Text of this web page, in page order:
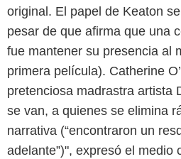
original. El papel de Keaton
pesar de que afirma que una
fue mantener su presencia al
primera película). Catherine
pretenciosa madrastra artista
se van, a quienes se elimina
narrativa (“encontraron un
adelante”)", expresó el medio